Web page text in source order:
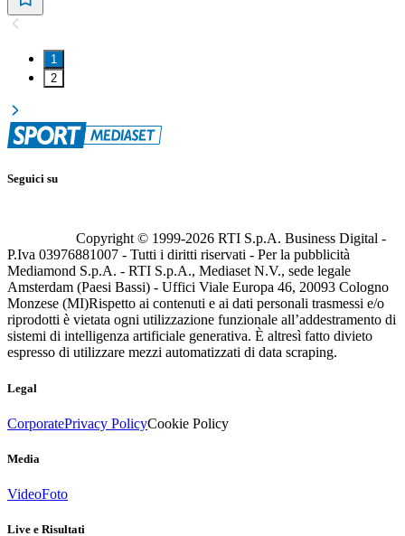
1
2
Seguici su
Copyright © 1999-2026 RTI S.p.A. Business Digital -
P.Iva 03976881007 - Tutti i diritti riservati - Per la pubblicità
Mediamond S.p.A. - RTI S.p.A., Mediaset N.V., sede legale
Amsterdam (Paesi Bassi) - Uffici Viale Europa 46, 20093 Cologno
Monzese (MI)Rispetto ai contenuti e ai dati personali trasmessi e/o
riprodotti è vietata ogni utilizzazione funzionale all’addestramento di
sistemi di intelligenza artificiale generativa. È altresì fatto divieto
espresso di utilizzare mezzi automatizzati di data scraping.
Legal
CorporatePrivacy PolicyCookie Policy
Media
VideoFoto
Live e Risultati